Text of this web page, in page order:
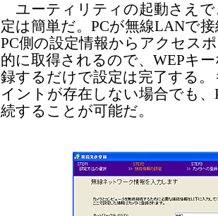
ユーティリティの起動さえ
定は簡単だ。PCが無線LANで
PC側の設定情報からアクセス
的に取得されるので、WEPキ
録するだけで設定は完了する
イントが存在しない場合でも
続することが可能だ。